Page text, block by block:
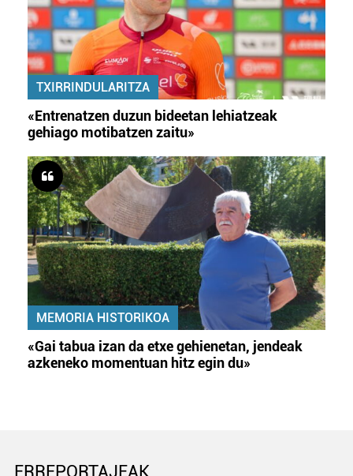
TXIRRINDULARITZA
«Entrenatzen duzun bideetan lehiatzeak
gehiago motibatzen zaitu»
MEMORIA HISTORIKOA
«Gai tabua izan da etxe gehienetan, jendeak
azkeneko momentuan hitz egin du»
ERREPORTAJEAK